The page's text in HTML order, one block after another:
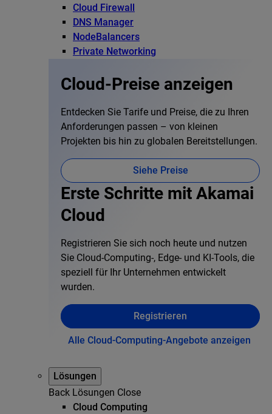
Cloud Firewall
DNS Manager
NodeBalancers
Private Networking
Cloud-Preise anzeigen
Entdecken Sie Tarife und Preise, die zu Ihren
Anforderungen passen – von kleinen
Projekten bis hin zu globalen Bereitstellungen.
Siehe Preise
Erste Schritte mit Akamai
Cloud
Registrieren Sie sich noch heute und nutzen
Sie Cloud-Computing-, Edge- und KI-Tools, die
speziell für Ihr Unternehmen entwickelt
wurden.
Registrieren
Alle Cloud-Computing-Angebote anzeigen
Lösungen
Back Lösungen Close
Cloud Computing